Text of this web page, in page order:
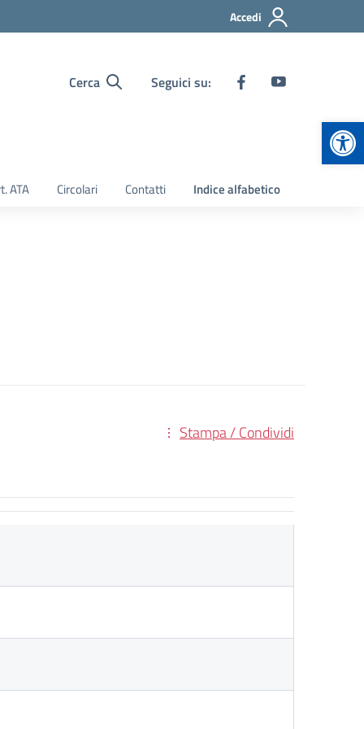
Accedi
Cerca Seguici su:
ATA Circolari Contatti Indice alfabetico
Stampa / Condividi